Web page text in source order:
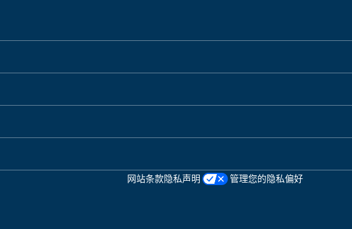
网站条款隐私声明
管理您的隐私偏好